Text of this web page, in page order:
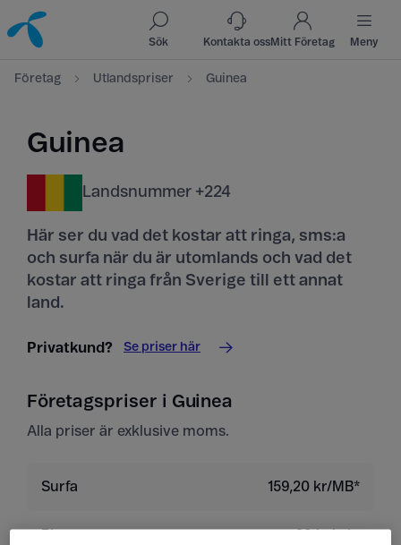
Till innehåll
Till sök
Sök Kontakta ossMitt Företag Meny
Företag Utlandspriser Guinea
Guinea
Landsnummer +224
Här ser du vad det kostar att ringa, sms:a
och surfa när du är utomlands och vad det
kostar att ringa från Sverige till ett annat
land.
Privatkund? Se priser här
Företagspriser i Guinea
Alla priser är exklusive moms.
Surfa 159,20 kr/MB*